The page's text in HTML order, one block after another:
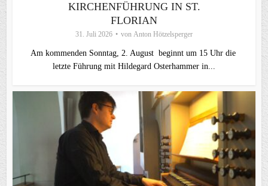
KIRCHENFÜHRUNG IN ST.
FLORIAN
31. Juli 2026 von Anton Hötzelsperger
Am kommenden Sonntag, 2. August beginnt um 15 Uhr die
letzte Führung mit Hildegard Osterhammer in...